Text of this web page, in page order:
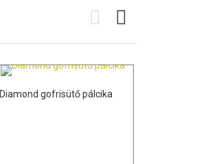
Diamond gofrisütő pálcika